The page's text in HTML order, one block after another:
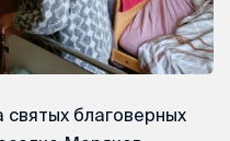
святых благоверных